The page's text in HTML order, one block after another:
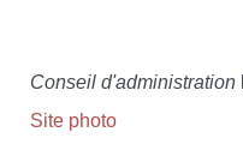
Conseil d'administration
Site photo